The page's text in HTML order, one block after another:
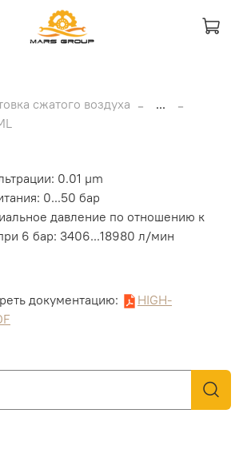
сжатого воздуха
...
0.01 µm
0...50 бар
давление по отношению к
6 бар: 3406...18980 л/мин
документацию:
HIGH-